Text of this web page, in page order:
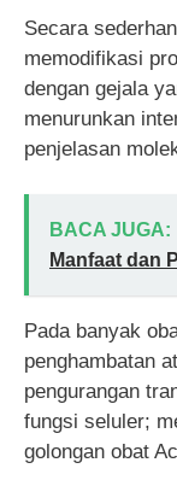
Secara
memodifikasi
dengan gejala
menurunkan
penjelasan
BACA JUGA:
Manfaat dan
Pada banyak
penghambatan
pengurangan
fungsi seluler;
golongan obat